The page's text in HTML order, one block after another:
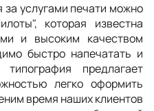
услугами печати можно
которая известна
и высоким качеством
быстро напечатать и
предлагает
легко оформить
время наших клиентов